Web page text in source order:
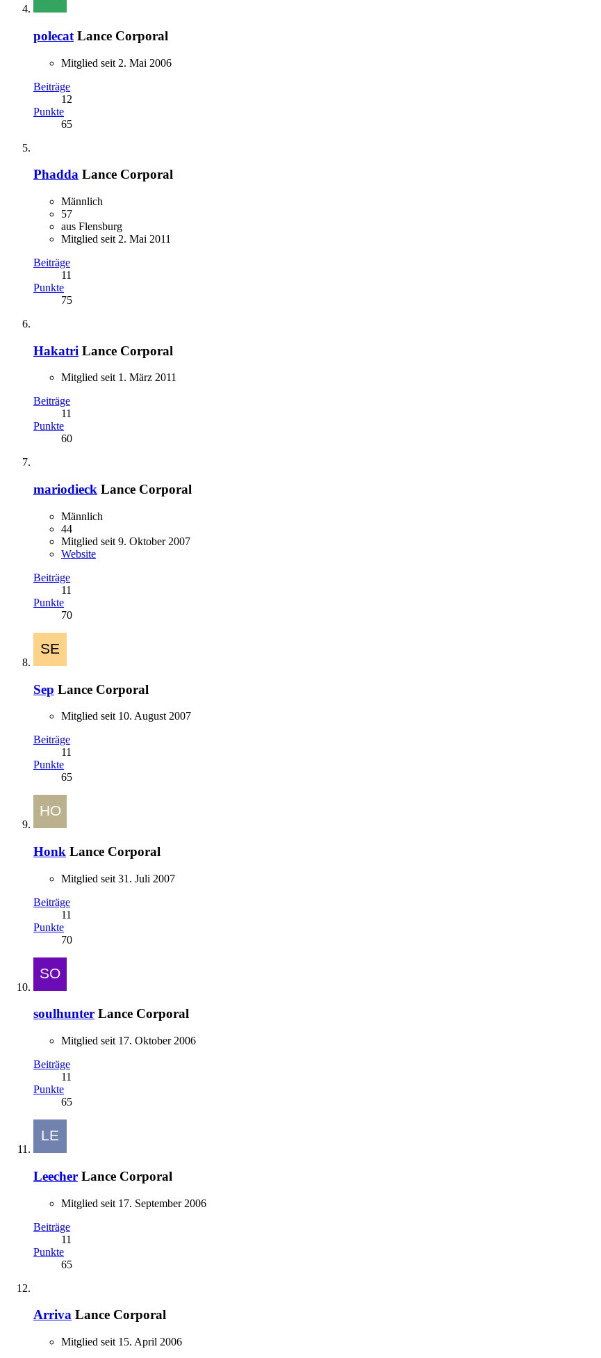
polecat Lance Corporal
Mitglied seit 2. Mai 2006
Beiträge
12
Punkte
65
Phadda Lance Corporal
Männlich
57
aus Flensburg
Mitglied seit 2. Mai 2011
Beiträge
11
Punkte
75
Hakatri Lance Corporal
Mitglied seit 1. März 2011
Beiträge
11
Punkte
60
mariodieck Lance Corporal
Männlich
44
Mitglied seit 9. Oktober 2007
Website
Beiträge
11
Punkte
70
Sep Lance Corporal
Mitglied seit 10. August 2007
Beiträge
11
Punkte
65
Honk Lance Corporal
Mitglied seit 31. Juli 2007
Beiträge
11
Punkte
70
soulhunter Lance Corporal
Mitglied seit 17. Oktober 2006
Beiträge
11
Punkte
65
Leecher Lance Corporal
Mitglied seit 17. September 2006
Beiträge
11
Punkte
65
Arriva Lance Corporal
Mitglied seit 15. April 2006